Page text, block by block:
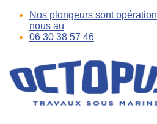
Nos plongeurs sont
nous au
06 30 38 57 46